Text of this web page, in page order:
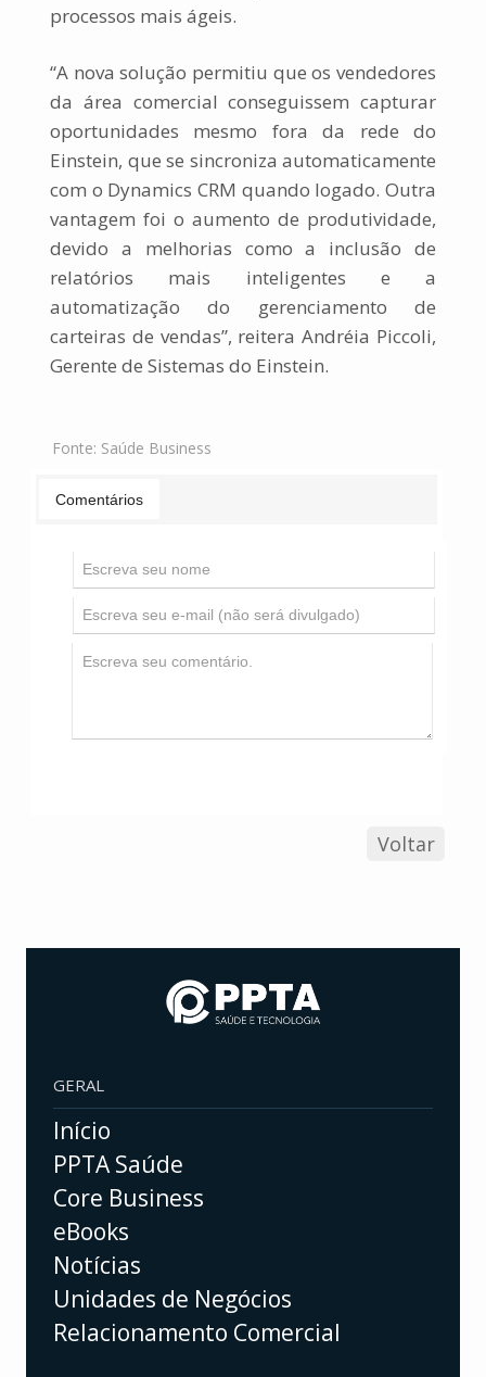
processos mais ágeis.
“A nova solução permitiu que os vendedores
da área comercial conseguissem capturar
oportunidades mesmo fora da rede do
Einstein, que se sincroniza automaticamente
com o Dynamics CRM quando logado. Outra
vantagem foi o aumento de produtividade,
devido a melhorias como a inclusão de
relatórios mais inteligentes e a
automatização do gerenciamento de
carteiras de vendas”, reitera Andréia Piccoli,
Gerente de Sistemas do Einstein.
Fonte: Saúde Business
Comentários
Voltar
GERAL
Início
PPTA Saúde
Core Business
eBooks
Notícias
Unidades de Negócios
Relacionamento Comercial